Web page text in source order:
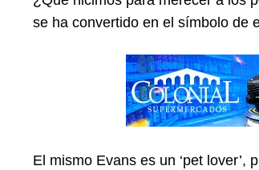
se ha convertido en el símbolo de
El mismo Evans es un ‘pet lover’,